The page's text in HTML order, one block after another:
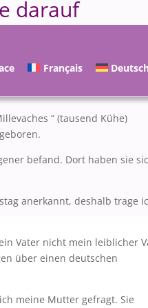
Français
darauf
“ (tausend Kühe)
befand. Dort haben sie
anerkannt, deshalb trage
Vater nicht mein leiblicher
über einen deutschen
meine Mutter gefragt. Sie